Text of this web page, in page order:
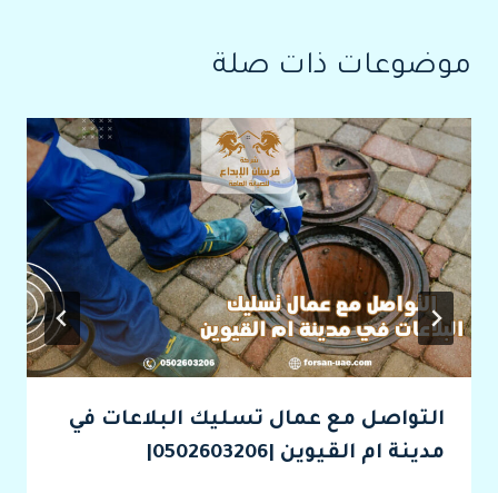
موضوعات ذات صلة
التواصل مع عمال تسليك البلاعات في
مدينة ام القيوين |0502603206|